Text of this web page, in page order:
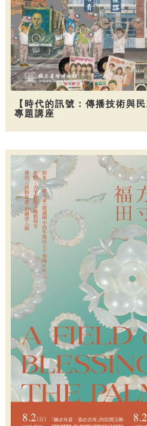
【時代的訊號：傳播技術與
專題講座